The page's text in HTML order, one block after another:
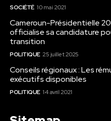
SOCIÉTÉ 10 mai 2021
Cameroun-Présidentielle
officialise sa candidature
transition
POLITIQUE 25 juillet 2025
Conseils régionaux : Les
exécutifs disponibles
POLITIQUE 14 avril 2021